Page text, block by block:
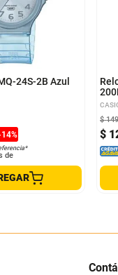
24S-2B Azul
14%
de
$
$